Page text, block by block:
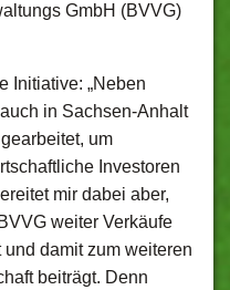
GmbH (BVVG)
Initiative: „Neben
in Sachsen-Anhalt
um
Investoren
mir dabei aber,
weiter Verkäufe
damit zum weiteren
beiträgt. Denn